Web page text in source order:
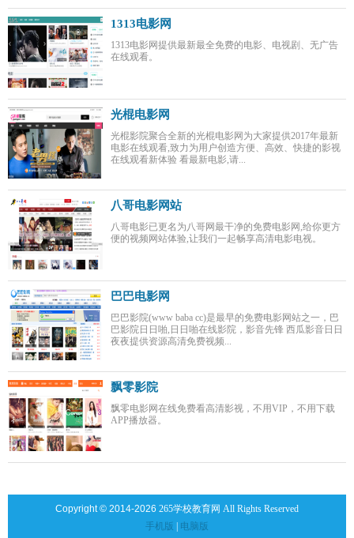
1313电影网
1313电影网提供最新最全免费的电影、电视剧、无广告
在线观看。
光棍电影网
光棍影院聚合全新的光棍电影网为大家提供2017年最新
电影在线观看,致力为用户创造方便、高效、快捷的影视
在线观看新体验 看最新电影,请...
八哥电影网站
八哥电影已更名为八哥网最干净的免费电影网,给你更方
便的视频网站体验,让我们一起畅享高清电影电视。
巴巴电影网
巴巴影院(www baba cc)是最早的免费电影网站之一，巴
巴影院日日啪,日日啪在线影院，影音先锋 西瓜影音日日
夜夜提供资源高清免费视频...
飘零影院
飘零电影网在线免费看高清影视，不用VIP，不用下载
APP播放器。
Copyright © 2014-2026 265学校教育网 All Rights Reserved
手机版
电脑版